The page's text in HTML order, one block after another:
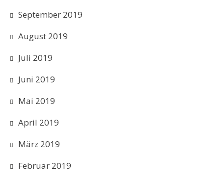
September 2019
August 2019
Juli 2019
Juni 2019
Mai 2019
April 2019
März 2019
Februar 2019